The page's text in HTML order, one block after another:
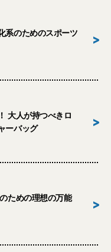
系のためのスポーツ
>
大人が持つべきロ
ーバッグ
>
ための理想の万能
>